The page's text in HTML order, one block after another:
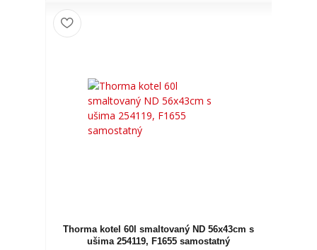
Thorma kotel 60l smaltovaný ND 56x43cm s
ušima 254119, F1655 samostatný